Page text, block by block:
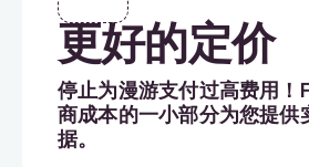
更好的定价
停止为漫游支付过高费用！
商成本的一小部分为您提供
据。